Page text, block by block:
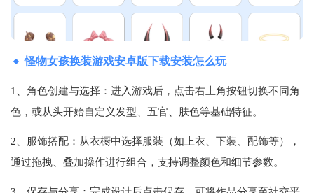
怪物女孩换装游戏安卓版下载安装怎么玩
1、角色创建与选择‌：进入游戏后，点击右上角按钮切换不同角
色，或从头开始自定义发型、五官、肤色等基础特征‌。
2、服饰搭配‌：从衣橱中选择服装（如上衣、下装、配饰等），
通过拖拽、叠加操作进行组合，支持调整颜色和细节参数‌。